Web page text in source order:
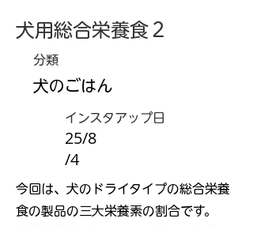
犬用総合栄養食２
分類
犬のごはん
インスタアップ日
25/8
/4
今回は、犬のドライタイプの総合栄養
食の製品の三大栄養素の割合です。